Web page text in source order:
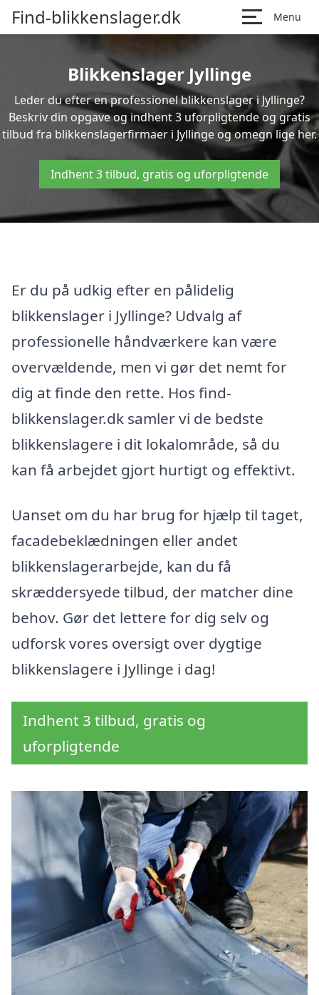
Find-blikkenslager.dk Menu
Blikkenslager Jyllinge
Leder du efter en professionel blikkenslager i Jyllinge?
Beskriv din opgave og indhent 3 uforpligtende og gratis
tilbud fra blikkenslagerfirmaer i Jyllinge og omegn lige her.
Indhent 3 tilbud, gratis og uforpligtende
Er du på udkig efter en pålidelig
blikkenslager i Jyllinge? Udvalg af
professionelle håndværkere kan være
overvældende, men vi gør det nemt for
dig at finde den rette. Hos find-
blikkenslager.dk samler vi de bedste
blikkenslagere i dit lokalområde, så du
kan få arbejdet gjort hurtigt og effektivt.
Uanset om du har brug for hjælp til taget,
facadebeklædningen eller andet
blikkenslagerarbejde, kan du få
skræddersyede tilbud, der matcher dine
behov. Gør det lettere for dig selv og
udforsk vores oversigt over dygtige
blikkenslagere i Jyllinge i dag!
Indhent 3 tilbud, gratis og
uforpligtende